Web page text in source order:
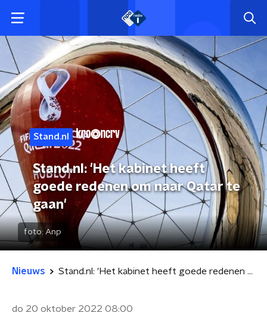
Stand.nl
Stand.nl: 'Het kabinet heeft
goede redenen om naar Qatar te
gaan'
foto: Anp
Nieuws Stand.nl: 'Het kabinet heeft goede redenen om naar Qatar te gaan'
do 20 oktober 2022 08:00